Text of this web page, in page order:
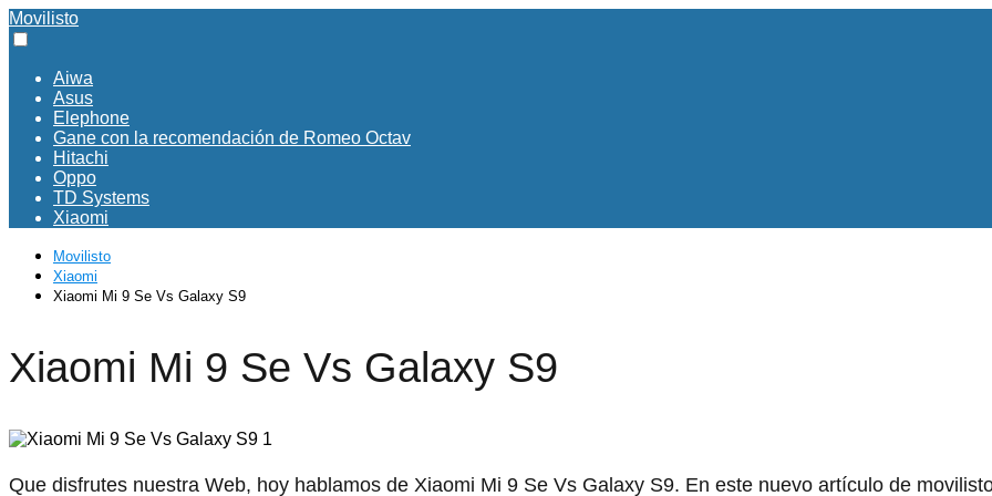
Movilisto
Aiwa
Asus
Elephone
Gane con la recomendación de Romeo Octav
Hitachi
Oppo
TD Systems
Xiaomi
Movilisto
Xiaomi
Xiaomi Mi 9 Se Vs Galaxy S9
Xiaomi Mi 9 Se Vs Galaxy S9
Que disfrutes nuestra Web, hoy hablamos de Xiaomi Mi 9 Se Vs Galaxy S9. En este nuevo artículo de